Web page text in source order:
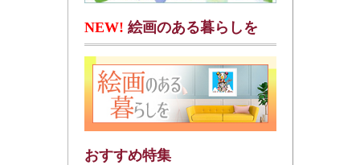
NEW! 絵画のある暮らしを
おすすめ特集